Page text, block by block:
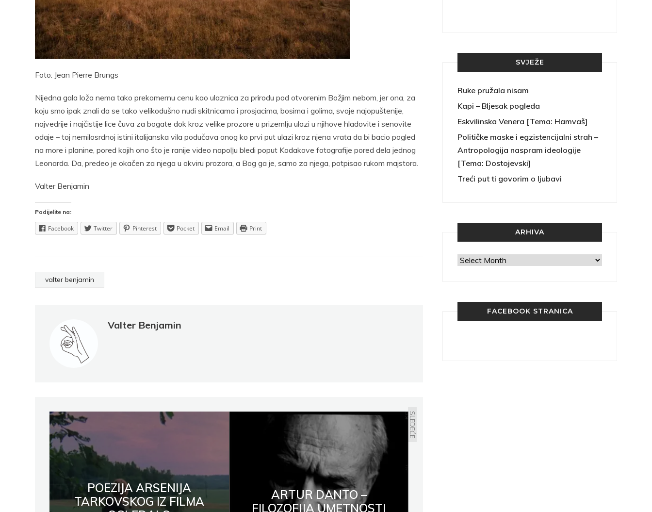
Foto: Jean Pierre Brungs
Nijedna gala loža nema tako prekomernu cenu kao ulaznica za prirodu pod otvorenim Božjim nebom, jer ona, za
koju smo ipak znali da se tako velikodušno nudi skitnicama i prosjacima, bosima i golima, svoje najopuštenije,
najvedrije i najčistije lice čuva za bogate dok kroz velike prozore u prizemlјu ulazi u njihove hladovite i senovite
odaje – toj nemilosrdnoj istini italijanska vila podučava onog ko prvi put ulazi kroz njena vrata da bi bacio pogled
na more i planine, pored kojih ono što je ranije video napolјu bledi poput Kodakove fotografije pored dela jednog
Leonarda. Da, predeo je okačen za njega u okviru prozora, a Bog ga je, samo za njega, potpisao rukom majstora.
Valter Benjamin
Podijelite na:
Facebook Twitter Pinterest Pocket Email Print
valter benjamin
Valter Benjamin
POEZIJA ARSENIJA
TARKOVSKOG IZ FILMA
SLEDEĆE
ARTUR DANTO –
FILOZOFIJA UMETNOSTI
Pocket
Email Print
SVJEŽE
Ruke pružala nisam
Kapi – Bljesak pogleda
Eskvilinska Venera [Tema: Hamvaš]
Političke maske i egzistencijalni strah –
Antropologija naspram ideologije
[Tema: Dostojevski]
Treći put ti govorim o ljubavi
ARHIVA
Arhiva
FACEBOOK STRANICA